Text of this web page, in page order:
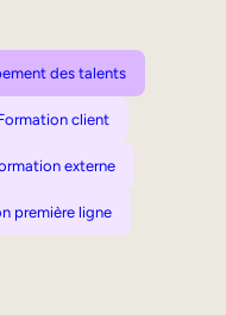
des talents
client
externe
première ligne